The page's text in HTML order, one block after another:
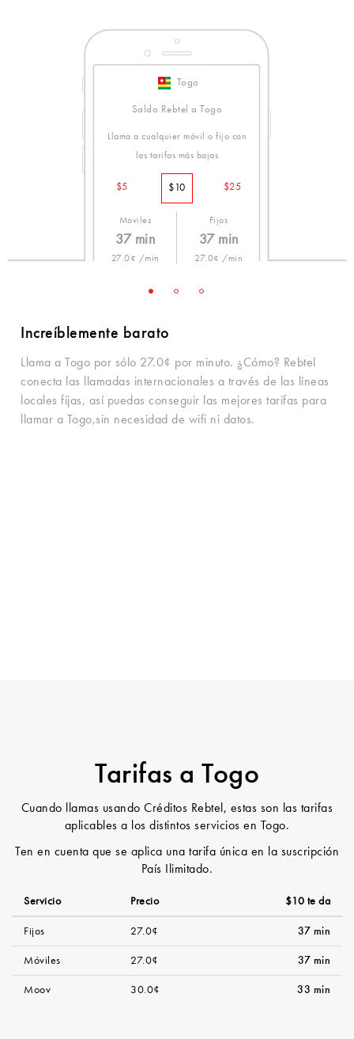
Togo
Saldo Rebtel a Togo
Llama a cualquier móvil o fijo con
las tarifas más bajas
$5 $10 $25
Moviles
37 min
27.0¢ /min
Fijos
37 min
27.0¢ /min
Increíblemente barato
Llama a Togo por sólo 27.0¢ por minuto. ¿Cómo? Rebtel
conecta las llamadas internacionales a través de las líneas
locales fijas, así puedas conseguir las mejores tarifas para
llamar a Togo,sin necesidad de wifi ni datos.
Tarifas a Togo
Cuando llamas usando Créditos Rebtel, estas son las tarifas
aplicables a los distintos servicios en Togo.
Ten en cuenta que se aplica una tarifa única en la suscripción
País Ilimitado.
Servicio Precio $10 te da
Fijos 27.0¢ 37 min
Móviles 27.0¢ 37 min
Moov 30.0¢ 33 min